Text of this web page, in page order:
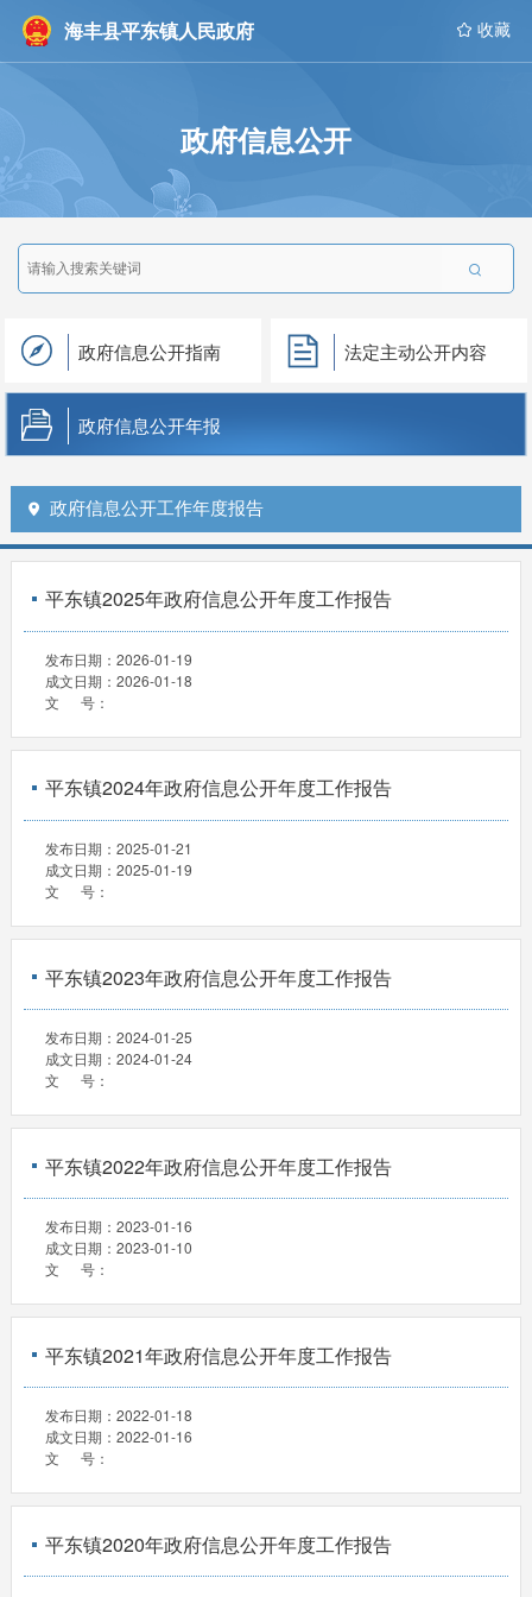
海丰县平东镇人民政府  收藏
政府信息公开

政府信息公开指南 法定主动公开内容
政府信息公开年报
 政府信息公开工作年度报告
平东镇2025年政府信息公开年度工作报告
发布日期： 2026-01-19
成文日期： 2026-01-18
文 号：
平东镇2024年政府信息公开年度工作报告
发布日期： 2025-01-21
成文日期： 2025-01-19
文 号：
平东镇2023年政府信息公开年度工作报告
发布日期： 2024-01-25
成文日期： 2024-01-24
文 号：
平东镇2022年政府信息公开年度工作报告
发布日期： 2023-01-16
成文日期： 2023-01-10
文 号：
平东镇2021年政府信息公开年度工作报告
发布日期： 2022-01-18
成文日期： 2022-01-16
文 号：
平东镇2020年政府信息公开年度工作报告